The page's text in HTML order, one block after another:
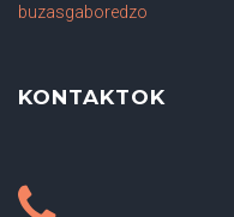
buzasgaboredzo
KONTAKTOK